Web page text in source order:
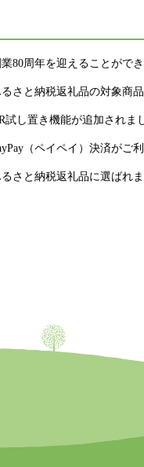
80周年を迎えることができ
さと納税返礼品の対象商
試し置き機能が追加されま
（ペイペイ）決済がご
さと納税返礼品に選ばれま